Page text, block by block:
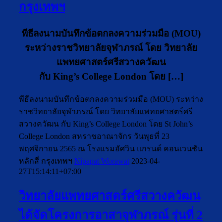
กรุงเทพฯ
พีธีลงนามบันทึกข้อตกลงความร่วมมือ (MOU)
ระหว่างราชวิทยาลัยจุฬาภรณ์ โดย วิทยาลัย
แพทยศาสตร์ศรีสวางควัฒน
กับ King’s College London โดย […]
พีธีลงนามบันทึกข้อตกลงความร่วมมือ (MOU) ระหว่าง
ราชวิทยาลัยจุฬาภรณ์ โดย วิทยาลัยแพทยศาสตร์ศรี
สวางควัฒน กับ King’s College London โดย St John’s
College London สหราชอาณาจักร วันพุธที่ 23
พฤศจิกายน 2565 ณ โรงแรมอัศวิน แกรนด์ คอนเวนชัน
หลักสี่ กรุงเทพฯ Nipapat Worawat 2023-04-
27T15:14:11+07:00
วิทยาลัยแพทยศาสตร์ศรีสวางควัฒน
ได้จัดโครงการอาสาจุฬาภรณ์ รุ่นที่ 2